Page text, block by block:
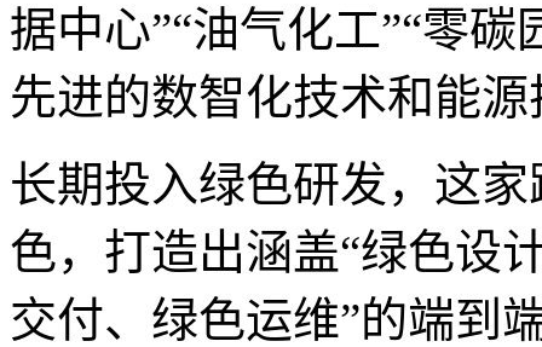
据中心”“油气化工”“零
先进的数智化技术和能
长期投入绿色研发，这
色，打造出涵盖“绿色设
交付、绿色运维”的端到